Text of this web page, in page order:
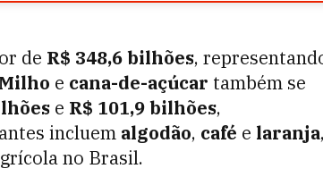
de R$ 348,6 bilhões,
Milho e cana-de-açúcar também se
e R$ 101,9 bilhões,
incluem algodão, café e laranja,
no Brasil.